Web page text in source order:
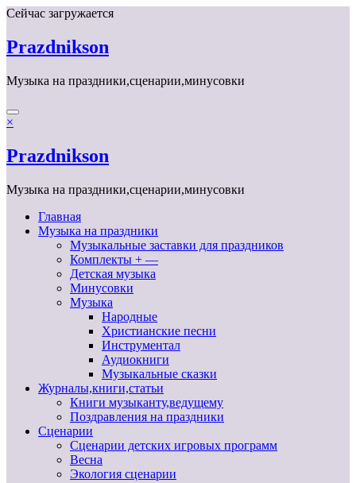
Перейти
содержимому
Сейчас загружается
Prazdnikson
Музыка на праздники,сценарии,минусовки
×
Prazdnikson
Музыка на праздники,сценарии,минусовки
Главная
Музыка на праздники
Музыкальные заставки для праздников
Комплекты + —
Детская музыка
Минусовки
Музыка
Народные
Христианские песни
Инструментал
Аудиокниги
Музыкальные сказки
Журналы,книги,статьи
Книги музыканту,ведущему
Поздравления на праздники
Сценарии
Сценарии детских игровых программ
Весна
Экология сценарии